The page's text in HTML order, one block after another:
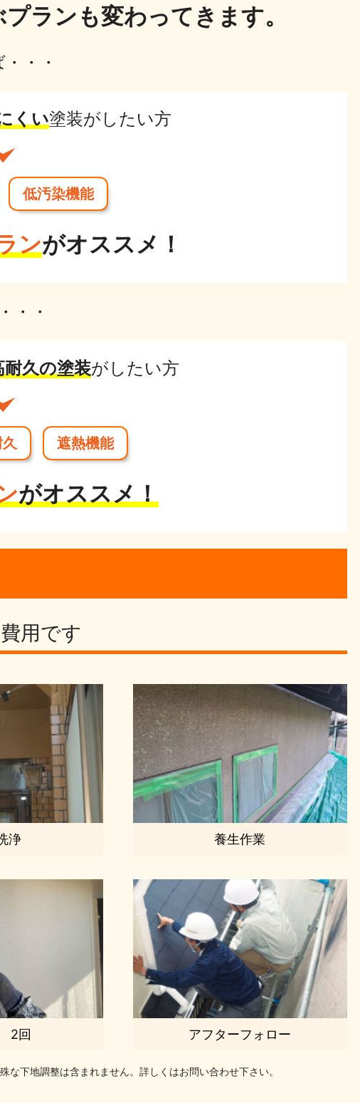
ランも変わってきます。
・・
くい塗装がしたい方
低汚染機能
ンがオススメ！
・・
耐久の塗装がしたい方
遮熱機能
がオススメ！
用です
浄 養生作業
2回 アフターフォロー
下地調整は含まれません。詳しくはお問い合わせ下さい。